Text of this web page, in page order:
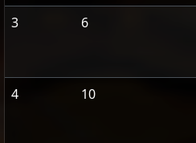
3
6
4
10